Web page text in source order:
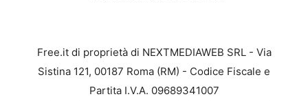
Free.it di proprietà di NEXTMEDIAWEB SRL - Via
Sistina 121, 00187 Roma (RM) - Codice Fiscale e
Partita I.V.A. 09689341007